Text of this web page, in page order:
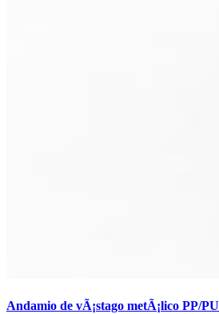
Andamio de vÃ¡stago metÃ¡lico PP/PU